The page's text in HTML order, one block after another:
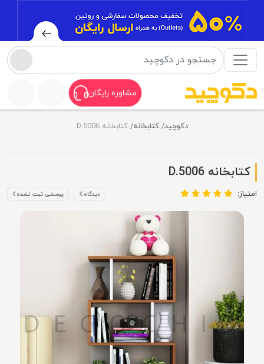
مشاوره رایگان
دکوچید کتابخانه کتابخانه D.5006
کتابخانه D.5006
امتیاز: دیدگاه پرسشی ثبت نشده